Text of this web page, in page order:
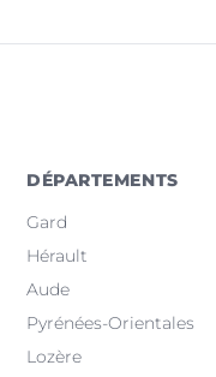
DÉPARTEMENTS
Gard
Hérault
Aude
Pyrénées-Orientales
Lozère